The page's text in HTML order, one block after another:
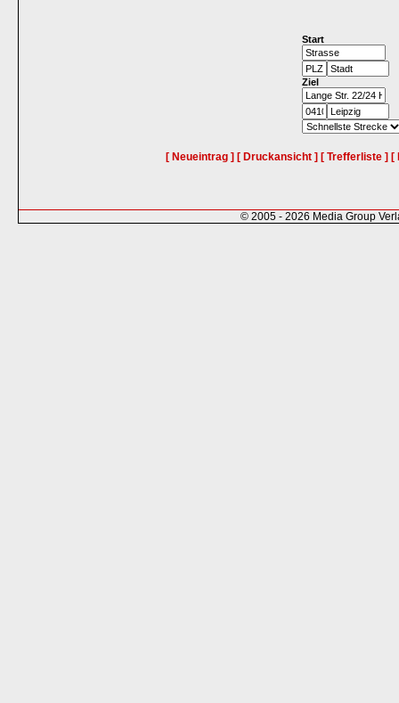
Start
Ziel
[ Neueintrag ] [ Druckansicht ] [ Trefferliste ] [
© 2005 - 2026 Media Group